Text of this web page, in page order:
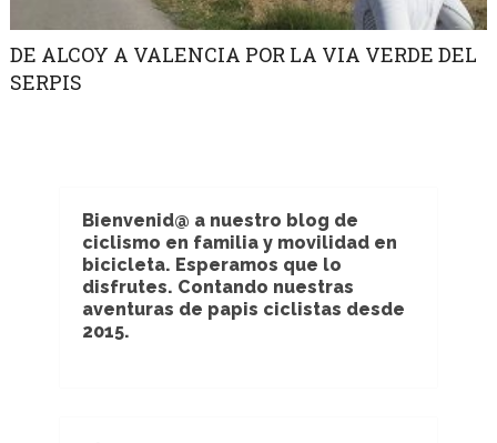
DE ALCOY A VALENCIA POR LA VIA VERDE DEL
SERPIS
Bienvenid@ a nuestro blog de
ciclismo en familia y movilidad en
bicicleta. Esperamos que lo
disfrutes. Contando nuestras
aventuras de papis ciclistas desde
2015.